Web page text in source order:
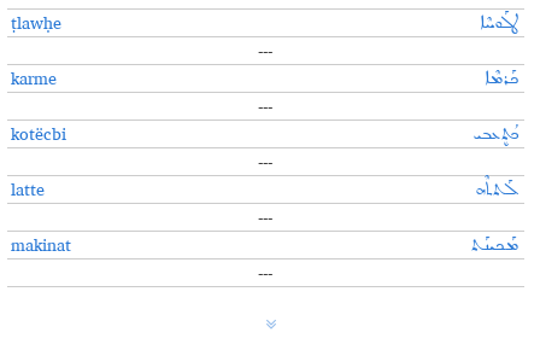
ṭlawḥe
ܛܠܰܘܚܶܐ
---
karme
ܟܰܪܡܶܐ
---
kotëcbi
ܟܳܬܷܥܒܝ
---
latte
ܠܰܬܬܶܗ
---
makinat
ܡܰܟܝܢܰܬ
---